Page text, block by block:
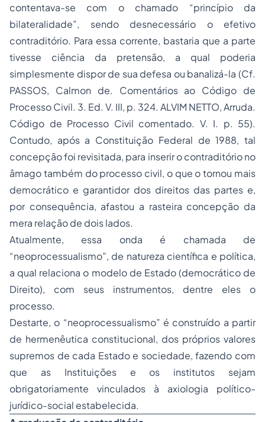
contentava-se com o chamado “princípio da
bilateralidade”, sendo desnecessário o efetivo
contraditório. Para essa corrente, bastaria que a parte
tivesse ciência da pretensão, a qual poderia
simplesmente dispor de sua defesa ou banalizá-la (Cf.
PASSOS, Calmon de. Comentários ao Código de
Processo Civil. 3. Ed. V. III, p. 324. ALVIM NETTO, Arruda.
Código de Processo Civil comentado. V. I. p. 55).
Contudo, após a Constituição Federal de 1988, tal
concepção foi revisitada, para inserir o contraditório no
âmago também do processo civil, o que o tornou mais
democrático e garantidor dos direitos das partes e,
por consequência, afastou a rasteira concepção da
mera relação de dois lados.
Atualmente, essa onda é chamada de
“neoprocessualismo”, de natureza científica e política,
a qual relaciona o modelo de Estado (democrático de
Direito), com seus instrumentos, dentre eles o
processo.
Destarte, o “neoprocessualismo” é construído a partir
de hermenêutica constitucional, dos próprios valores
supremos de cada Estado e sociedade, fazendo com
que as Instituições e os institutos sejam
obrigatoriamente vinculados à axiologia político-
jurídico-social estabelecida.